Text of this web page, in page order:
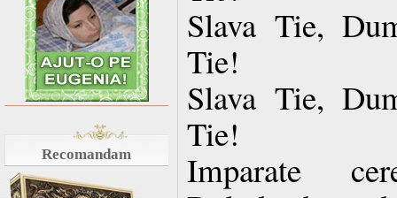
Recomandam
Slava Tie,
Tie!
Slava Tie,
Tie!
Imparate